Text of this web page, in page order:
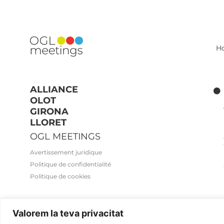
Valorem la teva privacitat
ALLIANCE
OLOT
GIRONA
LLORET
OGL MEETINGS
Avertissement juridique
Politique de confidentialité
Politique de cookies
2026© OGL MEETINGS. Tous droits réservés.